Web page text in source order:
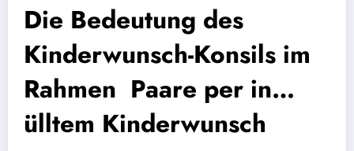
Die Bedeutung des
Kinderwunsch-Konsils im
Rahmen Paare per in…
ülltem Kinderwunsch